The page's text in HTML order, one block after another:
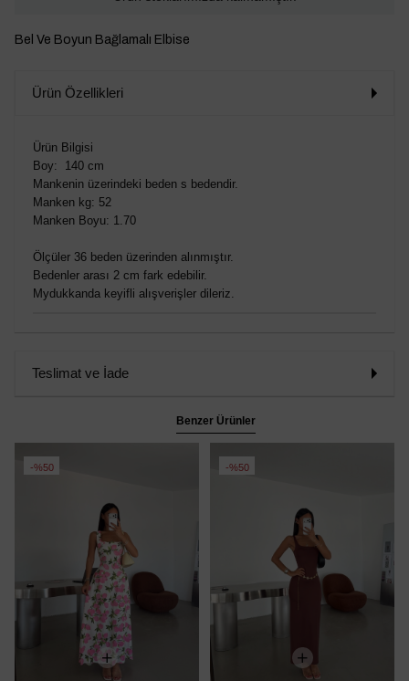
Bel Ve Boyun Bağlamalı Elbise
Ürün Özellikleri
Ürün Bilgisi
Boy: 140 cm
Mankenin üzerindeki beden s bedendir.
Manken kg: 52
Manken Boyu: 1.70
Ölçüler 36 beden üzerinden alınmıştır.
Bedenler arası 2 cm fark edebilir.
Mydukkanda keyifli alışverişler dileriz.
Teslimat ve İade
Benzer Ürünler
%50 %50